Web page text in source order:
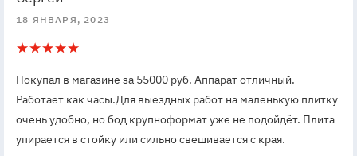
18 ЯНВАРЯ, 2023
5
1
Покупал в магазине за 55000 руб. Аппарат отличный.
Работает как часы.Для выездных работ на маленькую плитку
очень удобно, но бод крупноформат уже не подойдёт. Плита
упирается в стойку или сильно свешивается с края.